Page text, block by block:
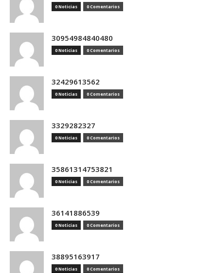
0 Noticias 0 Comentarios
30954984840480
0 Noticias 0 Comentarios
32429613562
0 Noticias 0 Comentarios
3329282327
0 Noticias 0 Comentarios
35861314753821
0 Noticias 0 Comentarios
36141886539
0 Noticias 0 Comentarios
38895163917
0 Noticias 0 Comentarios